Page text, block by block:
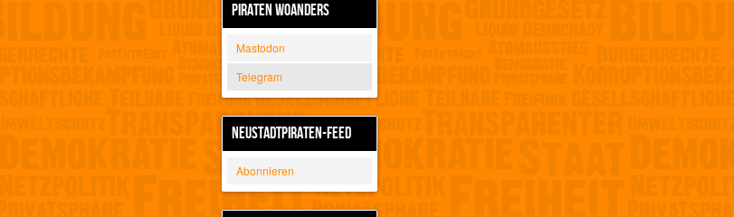
PIRATEN WOANDERS
Mastodon
Telegram
NEUSTADTPIRATEN-FEED
Abonnieren